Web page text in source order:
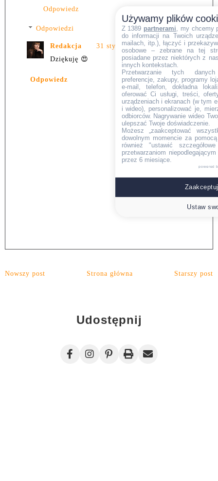
Odpowiedz
Odpowiedzi
Redakcja
31 stycznia 2020 13:11
Dziękuję 😍
Odpowiedz
Nowszy post Starszy post
Strona główna
Udostępnij
Używamy plików
Z 1389 partnerami , my chcemy
do informacji na Twoich
mailach, itp.), łączyć i
osobowe – zebrane na tej
posiadane przez niektórych z
innych kontekstach.
Przetwarzanie tych danych
preferencje, zakupy, programy
e-mail, telefon, dokładna
oferować Ci usługi, treści,
urządzeniach i ekranach (w tym
i wideo), personalizować je,
odbiorców. Nagrywanie wideo
ulepszać Twoje doświadczenie.
Możesz „zaakceptować
dowolnym momencie za
również "ustawić
przetwarzaniom
przez 6 miesiące.
powered
Ustaw